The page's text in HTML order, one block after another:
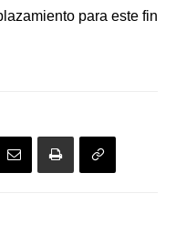
para este fin